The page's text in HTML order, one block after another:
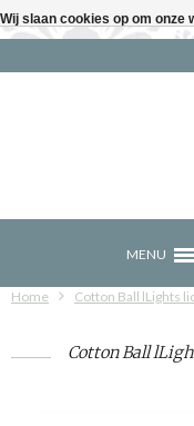
MENU
Home Cotton Ball lLights
Cotton Ball
Wij slaan cookies op om onze